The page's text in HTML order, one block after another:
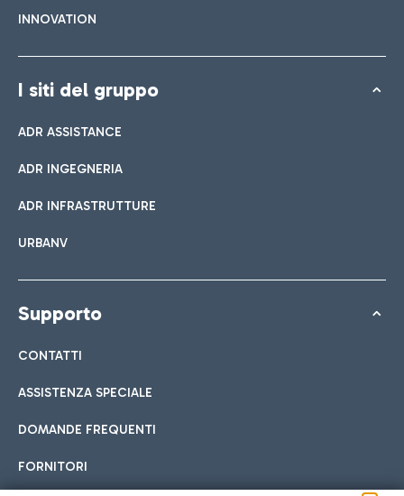
INNOVATION
I siti del gruppo
ADR ASSISTANCE
ADR INGEGNERIA
ADR INFRASTRUTTURE
URBANV
Supporto
CONTATTI
ASSISTENZA SPECIALE
DOMANDE FREQUENTI
FORNITORI